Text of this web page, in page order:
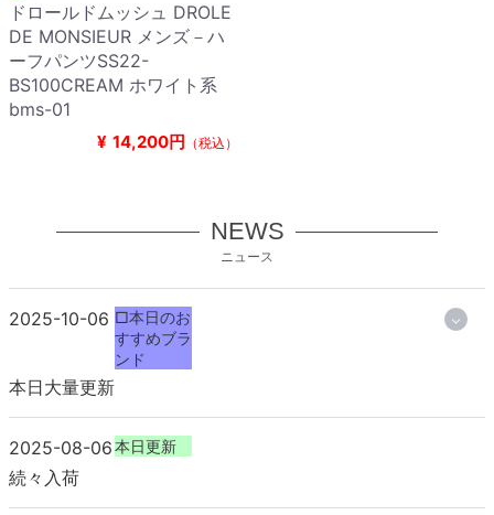
ドロールドムッシュ DROLE
DE MONSIEUR メンズ－ハ
ーフパンツSS22-
BS100CREAM ホワイト系
bms-01
¥ 14,200円 （税込）
NEWS
ニュース
2025-10-06 □本日のお
すすめブラ
ンド
本日大量更新
2025-08-06本日更新
続々入荷